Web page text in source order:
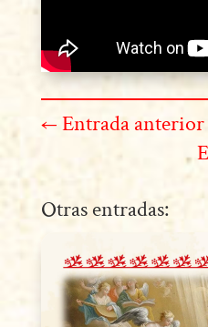
←Entrada anterior
Otras entradas: